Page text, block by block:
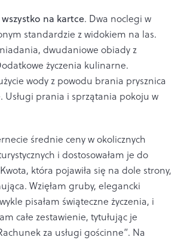
wszystko na kartce. Dwa noclegi w
standardzie z widokiem na las.
dwudaniowe obiady z
życzenia kulinarne.
wody z powodu brania prysznica
Usługi prania i sprzątania pokoju w
średnie ceny w okolicznych
i dostosowałam je do
która pojawiła się na dole strony,
Wzięłam gruby, elegancki
pisałam świąteczne życzenia, i
całe zestawienie, tytułując je
za usługi gościnne”. Na